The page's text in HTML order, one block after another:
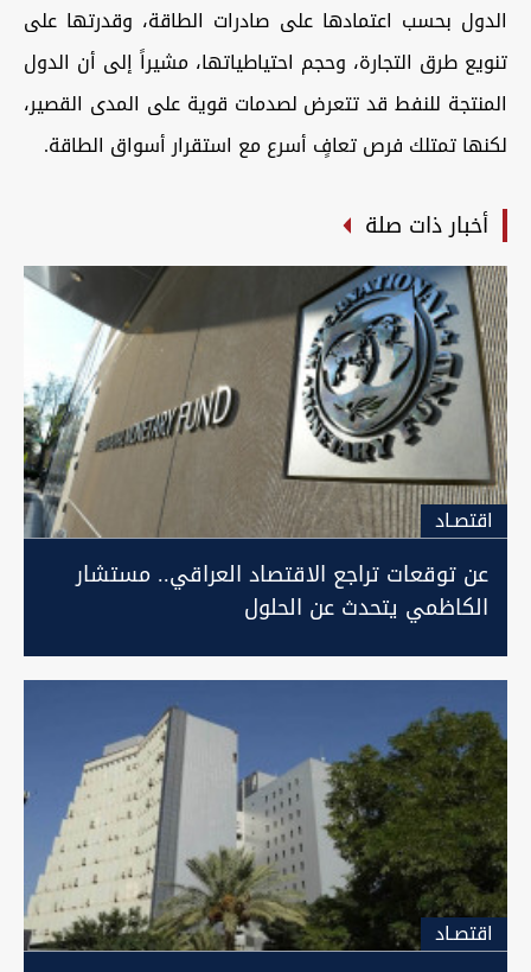
الدول بحسب اعتمادها على صادرات الطاقة، وقدرتها على
تنويع طرق التجارة، وحجم احتياطياتها، مشيراً إلى أن الدول
المنتجة للنفط قد تتعرض لصدمات قوية على المدى القصير،
لكنها تمتلك فرص تعافٍ أسرع مع استقرار أسواق الطاقة.
أخبار ذات صلة
اقتصـاد
عن توقعات تراجع الاقتصاد العراقي.. مستشار
الكاظمي يتحدث عن الحلول
اقتصـاد